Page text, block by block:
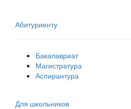
Абитуриенту
Бакалавриат
Магистратура
Аспирантура
Для школьников